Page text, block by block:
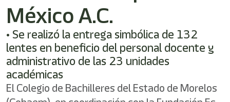
the
content.
México A.C.
• Se realizó la entrega simbólica de 132
lentes en beneficio del personal docente y
administrativo de las 23 unidades
académicas
El Colegio de Bachilleres del Estado de Morelos